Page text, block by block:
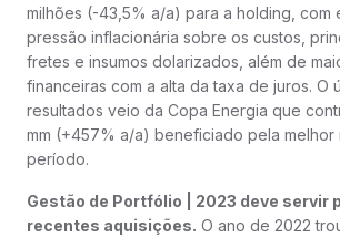
milhões (-43,5% a/a) para a holding, com
pressão inflacionária sobre os custos,
fretes e insumos dolarizados, além de
financeiras com a alta da taxa de juros. O
resultados veio da Copa Energia que
mm (+457% a/a) beneficiado pela melhor
período.
Gestão de Portfólio | 2023 deve servir
recentes aquisições. O ano de 2022